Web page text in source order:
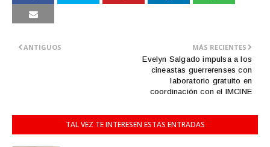
MÁS RECIENTES
Evelyn Salgado impulsa a los
cineastas guerrerenses con
laboratorio gratuito en
coordinación con el IMCINE
ANTIGUOS
TAL VEZ TE INTERESEN ESTAS ENTRADAS